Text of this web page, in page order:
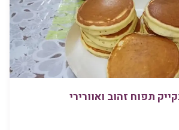
תפוח זהוב ואוורירי